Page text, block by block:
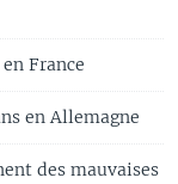
France
en Allemagne
des mauvaises